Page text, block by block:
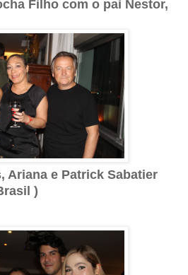
com o pai Nestor,
e Patrick Sabatier
)